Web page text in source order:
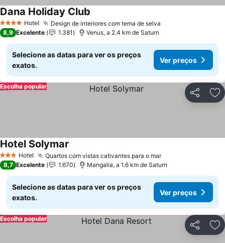
4 EstrelasHotel Design de interiores com tema de selva
Dana Holiday Club
8,9 Excelente 1.381 Venus, a 2.4 km de Saturn
Selecione as datas para ver os preços
exatos.
Ver preços
Partilhar
Escolha popular
3 EstrelasHotel Quartos com vistas cativantes para o marVer preços
Hotel Solymar
8,7 Excelente 1.670 Mangalia, a 1.6 km de Saturn
Selecione as datas para ver os preços
exatos.
Ver preços
Partilhar
Escolha popular